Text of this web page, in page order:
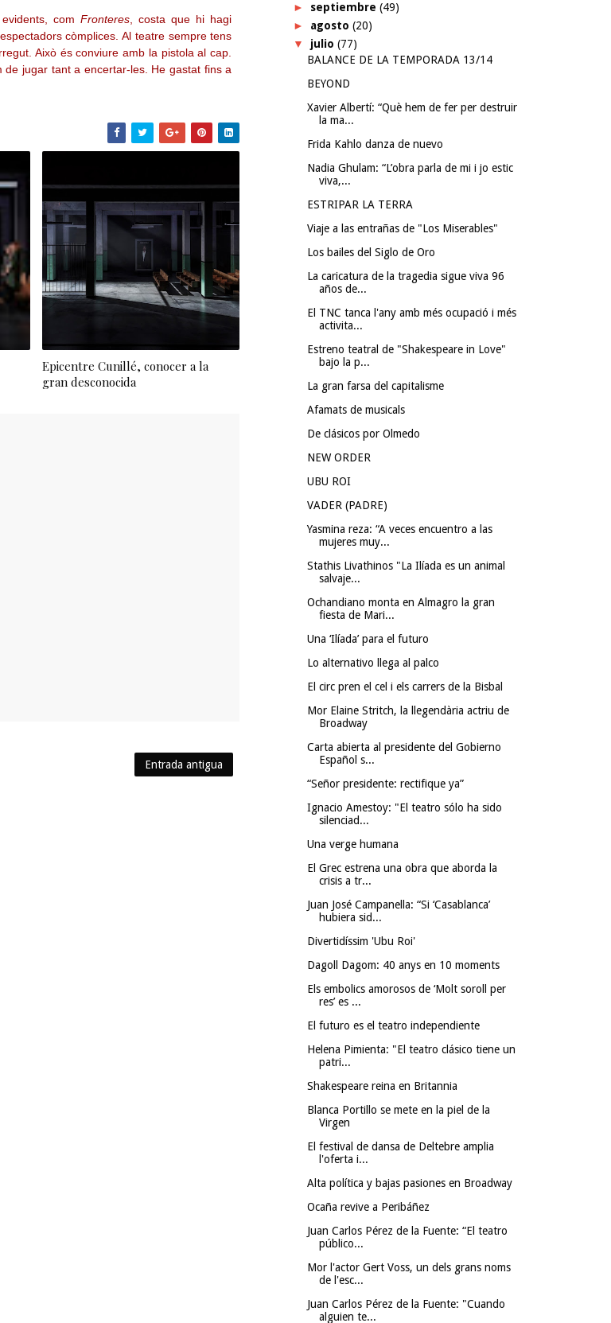
evidents, comFronteres , costa que hi hagi
còmplices. Al teatre sempre tens
Això és conviure amb la pistola al cap.
de jugar tant a encertar-les. He gastat fins a
Epicentre Cunillé, conocer a la
gran desconocida
Entrada antigua
► septiembre (49)
► agosto (20)
▼ julio (77)
BALANCE DE LA TEMPORADA 13/14
BEYOND
Xavier Albertí: “Què hem de fer per destruir
la ma...
Frida Kahlo danza de nuevo
Nadia Ghulam: “L’obra parla de mi i jo estic
viva,...
ESTRIPAR LA TERRA
Viaje a las entrañas de "Los Miserables"
Los bailes del Siglo de Oro
La caricatura de la tragedia sigue viva 96
años de...
El TNC tanca l'any amb més ocupació i més
activita...
Estreno teatral de "Shakespeare in Love"
bajo la p...
La gran farsa del capitalisme
Afamats de musicals
De clásicos por Olmedo
NEW ORDER
UBU ROI
VADER (PADRE)
Yasmina reza: “A veces encuentro a las
mujeres muy...
Stathis Livathinos "La Ilíada es un animal
salvaje...
Ochandiano monta en Almagro la gran
fiesta de Mari...
Una ‘Ilíada’ para el futuro
Lo alternativo llega al palco
El circ pren el cel i els carrers de la Bisbal
Mor Elaine Stritch, la llegendària actriu de
Broadway
Carta abierta al presidente del Gobierno
Español s...
“Señor presidente: rectifique ya”
Ignacio Amestoy: "El teatro sólo ha sido
silenciad...
Una verge humana
El Grec estrena una obra que aborda la
crisis a tr...
Juan José Campanella: “Si ‘Casablanca’
hubiera sid...
Divertidíssim 'Ubu Roi'
Dagoll Dagom: 40 anys en 10 moments
Els embolics amorosos de ‘Molt soroll per
res’ es ...
El futuro es el teatro independiente
Helena Pimienta: "El teatro clásico tiene un
patri...
Shakespeare reina en Britannia
Blanca Portillo se mete en la piel de la
Virgen
El festival de dansa de Deltebre amplia
l'oferta i...
Alta política y bajas pasiones en Broadway
Ocaña revive a Peribáñez
Juan Carlos Pérez de la Fuente: “El teatro
público...
Mor l'actor Gert Voss, un dels grans noms
de l'esc...
Juan Carlos Pérez de la Fuente: "Cuando
alguien te...